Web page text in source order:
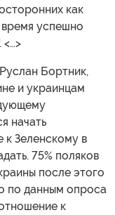
как
время успешно
Бортник,
и украинцам
начать
к Зеленскому в
75% поляков
после этого
по данным опроса
к